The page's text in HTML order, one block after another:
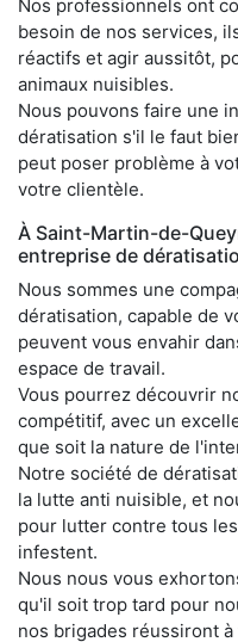
Nos professionnels ont
besoin de nos services,
réactifs et agir aussitôt,
animaux nuisibles.
Nous pouvons faire une
dératisation s'il le faut
peut poser problème à
votre clientèle.
À Saint-Martin-de-
entreprise de
Nous sommes une
dératisation, capable de
peuvent vous envahir
espace de travail.
Vous pourrez découvrir
compétitif, avec un
que soit la nature de
Notre société de
la lutte anti nuisible, et
pour lutter contre tous
infestent.
Nous nous vous
qu'il soit trop tard pour
nos brigades réussiront